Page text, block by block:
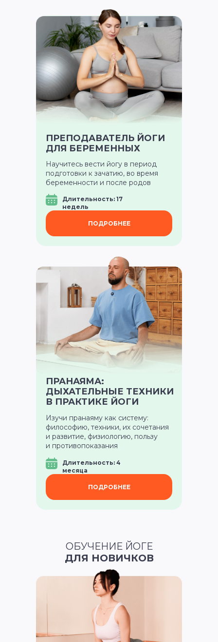
ПОДРОБНЕЕ
Длительность: 4
месяца
Изучи пранаяму как систему:
философию, техники, их сочетания
и развитие, физиологию, пользу
и противопоказания
ПРАНАЯМА:
ДЫХАТЕЛЬНЫЕ ТЕХНИКИ
В ПРАКТИКЕ ЙОГИ
ПОДРОБНЕЕ
Длительность: 17
недель
Научитесь вести йогу в период
подготовки к зачатию, во время
беременности и после родов
ПРЕПОДАВАТЕЛЬ ЙОГИ
ДЛЯ БЕРЕМЕННЫХ
ОБУЧЕНИЕ ЙОГЕ
ДЛЯ НОВИЧКОВ
НАПРАВЛЕНИЯ
Курс «Преподаватель Хатха-йоги»
Курс «Йогатерапия женского здоровья»
Курс «Инь-йога: искусство расслабления»
Курс «Йогатерапия опорно‑двигательного
Блог Академии Йоги
Истории выпускников
ПОЛУЧИТЬ
в вашем почтовом ящике
Виды йоги
Курс «Преподаватель йоги для детей»